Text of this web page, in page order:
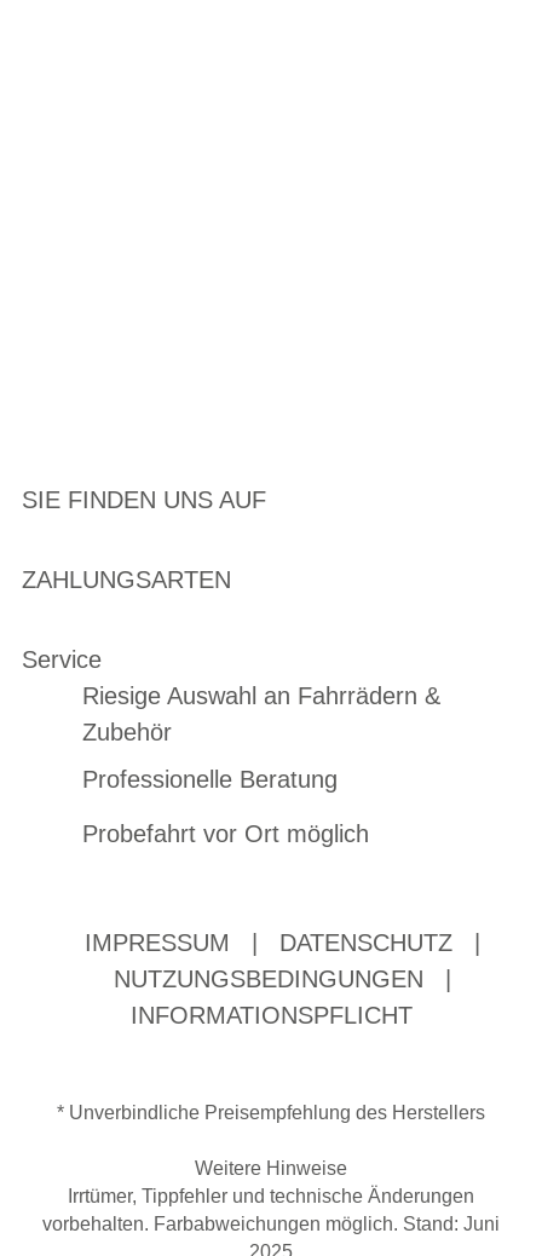
SIE FINDEN UNS AUF
ZAHLUNGSARTEN
Service
Riesige Auswahl an Fahrrädern &
Zubehör
Professionelle Beratung
Probefahrt vor Ort möglich
IMPRESSUM DATENSCHUTZ
NUTZUNGSBEDINGUNGEN
INFORMATIONSPFLICHT
* Unverbindliche Preisempfehlung des Herstellers
Weitere Hinweise
Irrtümer, Tippfehler und technische Änderungen
vorbehalten. Farbabweichungen möglich. Stand: Juni